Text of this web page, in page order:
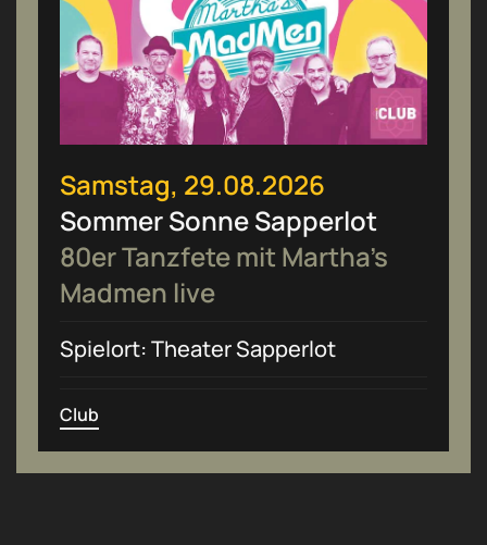
Samstag, 29.08.2026
Sommer Sonne Sapperlot
80er Tanzfete mit Martha’s
Madmen live
Spielort: Theater Sapperlot
Club